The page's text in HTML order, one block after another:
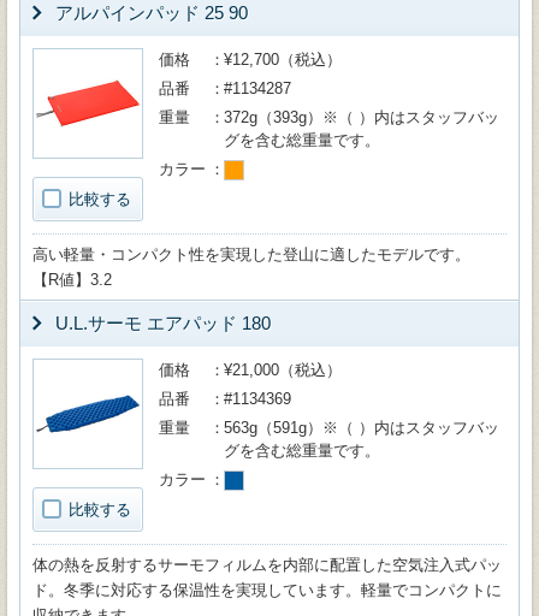
アルパインパッド 25 90
比較する
価格
¥12,700（税込）
品番
#1134287
重量
372g（393g）※（ ）内はスタッフバッ
グを含む総重量です。
カラー
高い軽量・コンパクト性を実現した登山に適したモデルです。
【R値】3.2
U.L.サーモ エアパッド 180
比較する
価格
¥21,000（税込）
品番
#1134369
重量
563g（591g）※（ ）内はスタッフバッ
グを含む総重量です。
カラー
体の熱を反射するサーモフィルムを内部に配置した空気注入式パッ
ド。冬季に対応する保温性を実現しています。軽量でコンパクトに